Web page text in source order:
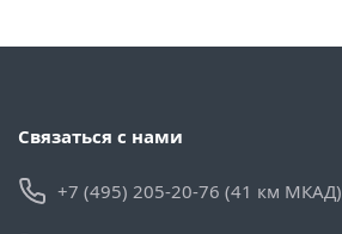
Связаться с нами
+7 (495) 205-20-76 (41 км МКАД)